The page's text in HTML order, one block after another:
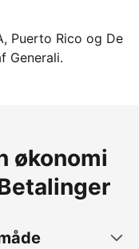
Puerto Rico og De
Generali.
økonomi